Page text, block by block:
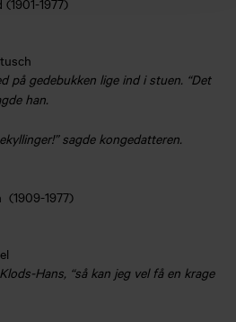
1977)
på gedebukken lige ind i stuen. “Det
han.
sagde kongedatteren.
(1909-1977)
Hans, “så kan jeg vel få en krage